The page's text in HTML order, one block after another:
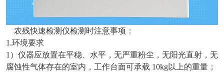
农残快速检测仪检测时注意事项：
1.环境要求
1）仪器应放置在平稳、水平，无严重粉尘，无阳光直射，无
腐蚀性气体存在的室内，工作台面可承载 10kg以上的重量；